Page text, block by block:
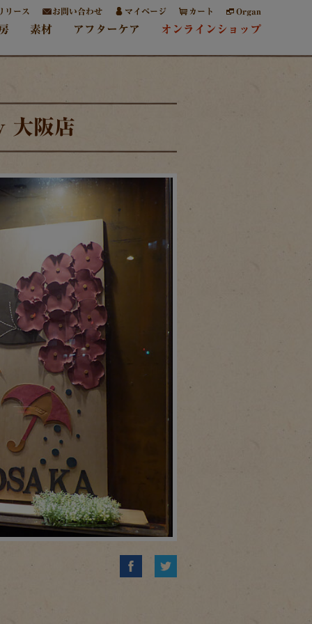
リース お問い合わせ マイページ カート Organ
素材 アフターケア オンラインショップ
大阪店